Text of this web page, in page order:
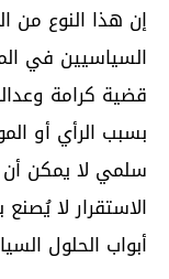
إن هذا النوع من
السياسيين في
قضية كرامة
بسبب الرأي أو
سلمي لا يمكن أن
الاستقرار لا
أبواب الحلول